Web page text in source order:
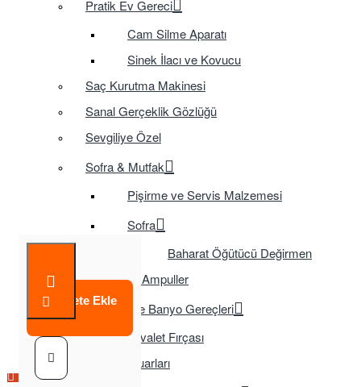
Pratik Ev Gereci
Cam Silme Aparatı
Sinek İlacı ve Kovucu
Saç Kurutma Makinesi
Sanal Gerçeklik Gözlüğü
Sevgiliye Özel
Sofra & Mutfak
Pişirme ve Servis Malzemesi
Sofra
Baharat Öğütücü Değirmen
Tasarruflu Ampuller
Temizlik ve Banyo Gereçleri
Tuvalet Fırçası
TV Aksesuarları
Sepete Ekle
Çok Satılan Ürün